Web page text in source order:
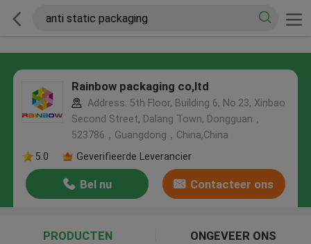
Rainbow packaging co,ltd
Address: 5th Floor, Building 6, No.23, Xinbao
Second Street, Dalang Town, Dongguan，
523786，Guangdong，China,China
5.0
Geverifieerde Leverancier
Bel nu Contacteer ons
PRODUCTEN ONGEVEER ONS